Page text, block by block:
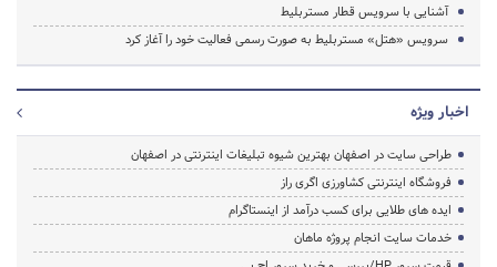
آشنایی با سرویس قطار مستربلیط
سرویس «هتل» مستربلیط به صورت رسمی فعالیت خود را آغاز کرد
اخبار ویژه
طراحی سایت در اصفهان بهترین شیوه تبلیغات اینترنتی در اصفهان
فروشگاه اینترنتی کشاورزی اگری راز
ایده های طلایی برای کسب درآمد از اینستاگرام
خدمات سایت انجام پروژه ماهان